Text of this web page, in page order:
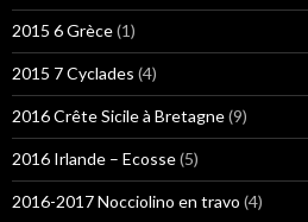
2015 6 Grèce(1)
2015 7 Cyclades (4)
2016 Crête Sicile à Bretagne(9)
2016 Irlande – Ecosse(5)
2016-2017 Nocciolino en travo (4)